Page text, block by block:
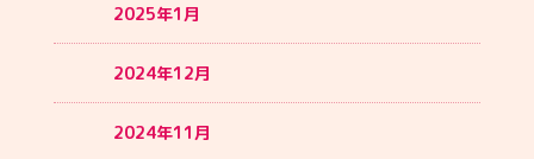
2025年1月
2024年12月
2024年11月